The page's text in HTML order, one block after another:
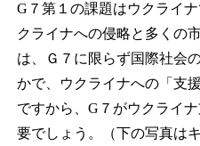
G７第１の課題はウクライ
クライナへの侵略と多くの
は、Ｇ７に限らず国際社会
かで、ウクライナへの「支
ですから、G７がウクライ
要でしょう。（下の写真は